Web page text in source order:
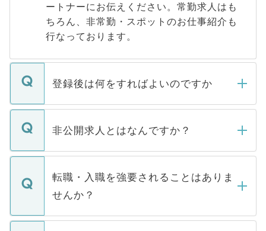
ートナーにお伝えください。常勤求人はも
ちろん、非常勤・スポットのお仕事紹介も
行なっております。
登録後は何をすればよいのですか
ご登録いただきましたら、弊社担当者がご
登録内容を確認し、その後メールもしくは
ます。通常、5営業日以内にはご連絡をせて
いただきますので、しばらくお待ちくださ
非公開求人とはなんですか？
マイナビDOCTORで取り扱っている求人の
うち約3割は、Webサイトからご覧いただ
けない「非公開求人」です。非公開求人は
下記の理由によって、一般には公開してい
ません。
転職・入職を強要されることはありま
せんか？
転職・入職を強要することは一切ありませ